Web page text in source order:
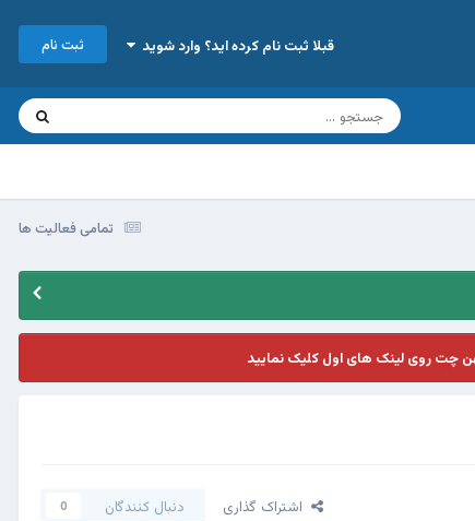
قبلا ثبت نام کرده اید؟ وارد شوید ثبت نام
تمامی فعالیت ها
چت روی لینک های اول کلیک نمایید
اشتراک گذاری دنبال کنندگان 0